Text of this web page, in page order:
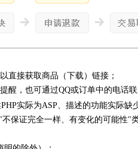
直接获取商品（下载）链接；
，也可通过QQ或订单中的电话联
实际为ASP、描述的功能实际缺
保证完全一样、有变化的可能性"